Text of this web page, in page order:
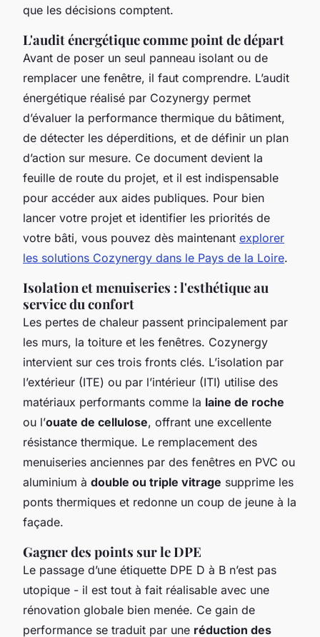
que les décisions comptent.
L'audit énergétique comme point de départ
Avant de poser un seul panneau isolant ou de
remplacer une fenêtre, il faut comprendre. L’audit
énergétique réalisé par Cozynergy permet
d’évaluer la performance thermique du bâtiment,
de détecter les déperditions, et de définir un plan
d’action sur mesure. Ce document devient la
feuille de route du projet, et il est indispensable
pour accéder aux aides publiques. Pour bien
lancer votre projet et identifier les priorités de
votre bâti, vous pouvez dès maintenant explorer
les solutions Cozynergy dans le Pays de la Loire.
Isolation et menuiseries : l'esthétique au
service du confort
Les pertes de chaleur passent principalement par
les murs, la toiture et les fenêtres. Cozynergy
intervient sur ces trois fronts clés. L’isolation par
l’extérieur (ITE) ou par l’intérieur (ITI) utilise des
matériaux performants comme la laine de roche
ou l’ouate de cellulose, offrant une excellente
résistance thermique. Le remplacement des
menuiseries anciennes par des fenêtres en PVC ou
aluminium à double ou triple vitrage supprime les
ponts thermiques et redonne un coup de jeune à la
façade.
Gagner des points sur le DPE
Le passage d’une étiquette DPE D à B n’est pas
utopique - il est tout à fait réalisable avec une
rénovation globale bien menée. Ce gain de
performance se traduit par une réduction des